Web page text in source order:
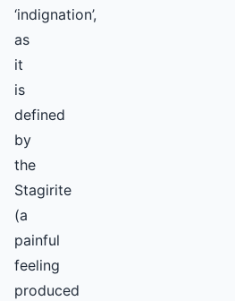
‘indignation’,
as
it
is
defined
by
the
Stagirite
(a
painful
feeling
produced